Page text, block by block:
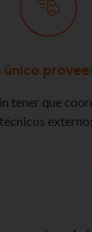
único
tener que
técnicos